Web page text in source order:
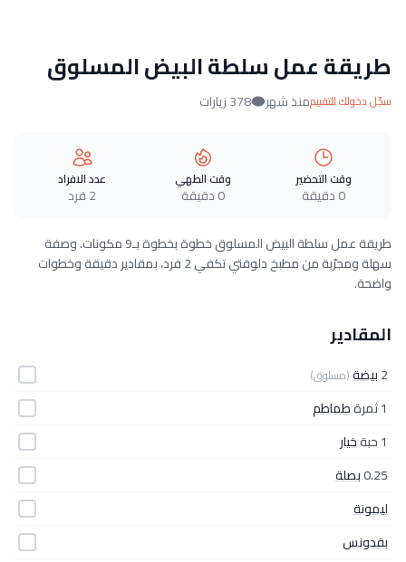
طريقة عمل سلطة البيض المسلوق
سجّل دخولك للتقييممنذ شهر 378 زيارات
وقت التحضير
0 دقيقة
وقت الطهي
0 دقيقة
عدد الافراد
2 فرد
طريقة عمل سلطة البيض المسلوق خطوة بخطوة بـ9 مكونات. وصفة
سهلة ومجرّبة من مطبخ دلوقتي تكفي 2 فرد، بمقادير دقيقة وخطوات
واضحة.
المقادير
2بيضة(مسلوق)
1 ثمرة
طماطم
1 حبة
خيار
0.25بصلة
ليمونة
بقدونس